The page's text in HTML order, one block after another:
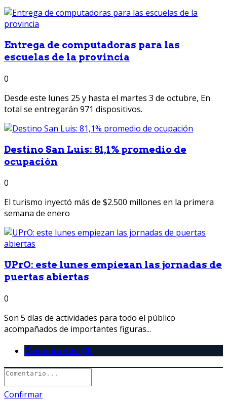
Entrega de computadoras para las
escuelas de la provincia
0
Desde este lunes 25 y hasta el martes 3 de octubre, En
total se entregarán 971 dispositivos.
Destino San Luis: 81,1% promedio de
ocupación
0
El turismo inyectó más de $2.500 millones en la primera
semana de enero
UPrO: este lunes empiezan las jornadas de
puertas abiertas
0
Son 5 días de actividades para todo el público
acompañados de importantes figuras...
Comentarios (0)
Confirmar